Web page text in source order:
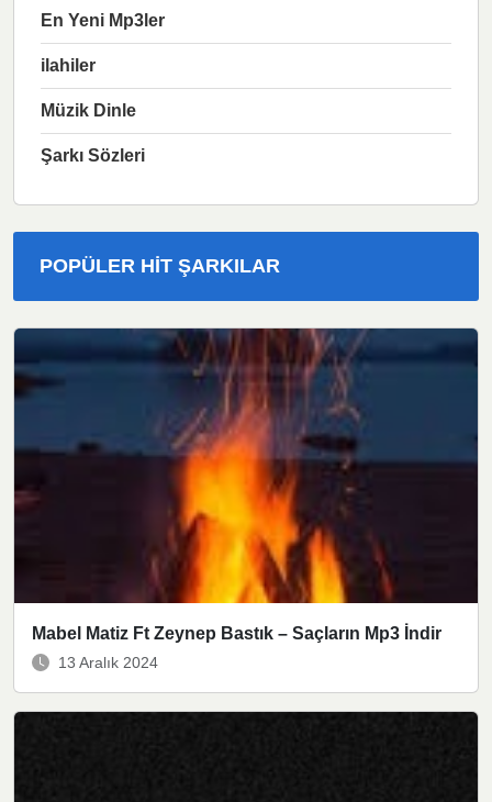
En Yeni Mp3ler
ilahiler
Müzik Dinle
Şarkı Sözleri
POPÜLER HIT ŞARKILAR
Mabel Matiz Ft Zeynep Bastık – Saçların Mp3 İndir
13 Aralık 2024